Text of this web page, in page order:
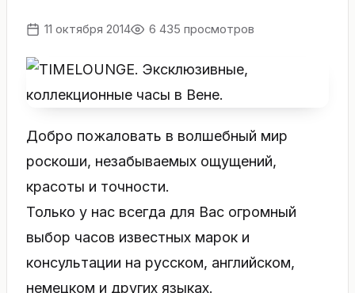
11 октября 2014 6 435 просмотров
Добро пожаловать в волшебный мир
роскоши, незабываемых ощущений,
красоты и точности.
Только у нас всегда для Вас огромный
выбор часов известных марок и
консультации на русском, английском,
немецком и других языках.